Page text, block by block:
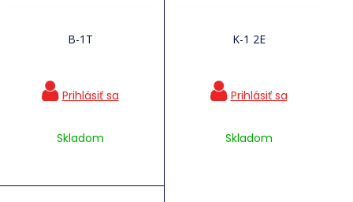
B-1T
Skladom
K-1 2E
Skladom